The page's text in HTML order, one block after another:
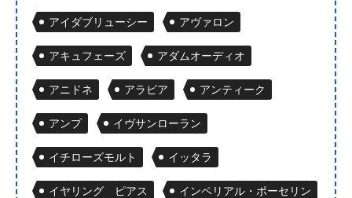
アイダブリューシー アヴァロン
アキュフェーズ アダムオーディオ
アニドネ アラビア アンティーク
アンプ イヴサンローラン
イチローズモルト イッタラ
イヤリング ピアス インペリアル・ポーセリン